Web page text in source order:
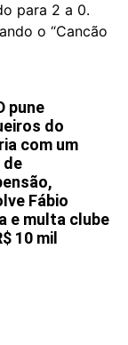
para 2 a 0.
o “Cancão
pune
do
com um
de
Fábio
e multa clube
10 mil